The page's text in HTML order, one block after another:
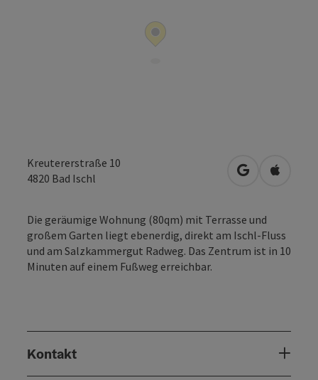
Kreutererstraße 10
4820 Bad Ischl in Google
in
Die geräumige Wohnung (80qm) mit Terrasse und
großem Garten liegt ebenerdig, direkt am Ischl-Fluss
und am Salzkammergut Radweg. Das Zentrum ist in 10
Minuten auf einem Fußweg erreichbar.
Kontakt